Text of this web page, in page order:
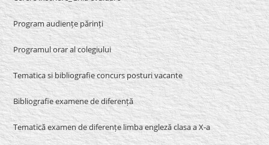
Program audiențe părinți
Programul orar al colegiului
Tematica si bibliografie concurs posturi vacante
Bibliografie examene de diferență
Tematică examen de diferențe limba engleză clasa a X-a